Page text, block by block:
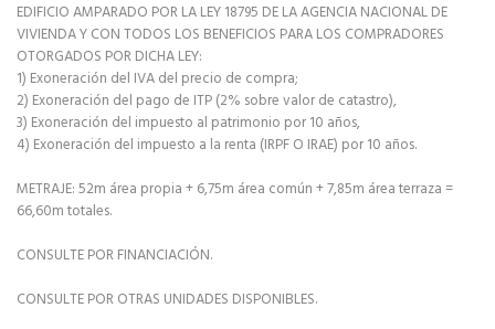
EDIFICIO AMPARADO POR LA LEY 18795 DE LA AGENCIA NACIONAL DE
VIVIENDA Y CON TODOS LOS BENEFICIOS PARA LOS COMPRADORES
OTORGADOS POR DICHA LEY:
1) Exoneración del IVA del precio de compra;
2) Exoneración del pago de ITP (2% sobre valor de catastro),
3) Exoneración del impuesto al patrimonio por 10 años,
4) Exoneración del impuesto a la renta (IRPF O IRAE) por 10 años.
METRAJE: 52m área propia + 6,75m área común + 7,85m área terraza =
66,60m totales.
CONSULTE POR FINANCIACIÓN.
CONSULTE POR OTRAS UNIDADES DISPONIBLES.